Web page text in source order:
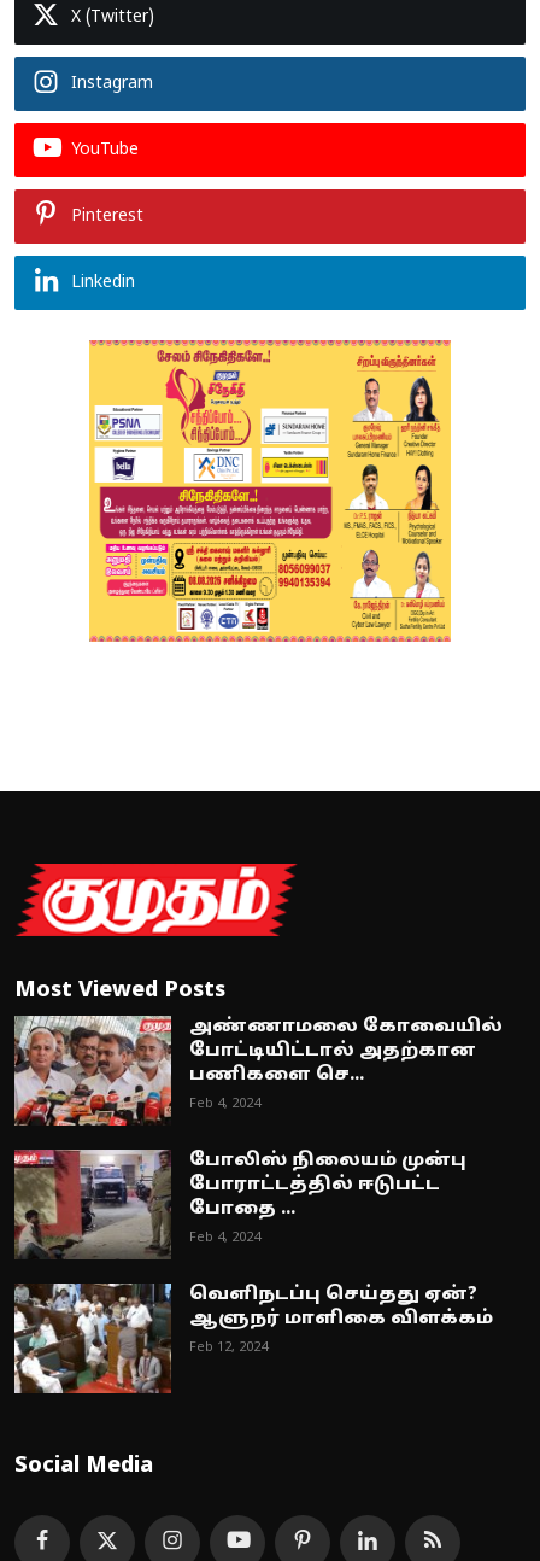
X (Twitter)
Instagram
YouTube
Pinterest
Linkedin
Most Viewed Posts
அண்ணாமலை கோவையில்
போட்டியிட்டால் அதற்கான
பணிகளை செ...
Feb 4, 2024
போலிஸ் நிலையம் முன்பு
போராட்டத்தில் ஈடுபட்ட
போதை ...
Feb 4, 2024
வெளிநடப்பு செய்தது ஏன்?
ஆளுநர் மாளிகை விளக்கம்
Feb 12, 2024
Social Media